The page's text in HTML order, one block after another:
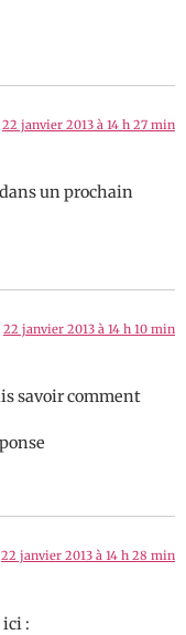
22 janvier 2013 à 14 h 27 min
un prochain
22 janvier 2013 à 14 h 10 min
savoir comment
22 janvier 2013 à 14 h 28 min
: